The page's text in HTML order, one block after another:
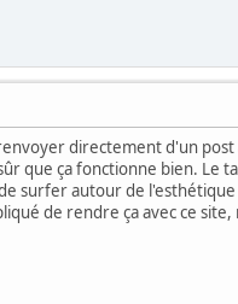
directement d'un post
que ça fonctionne bien. Le
surfer autour de
de rendre ça avec ce